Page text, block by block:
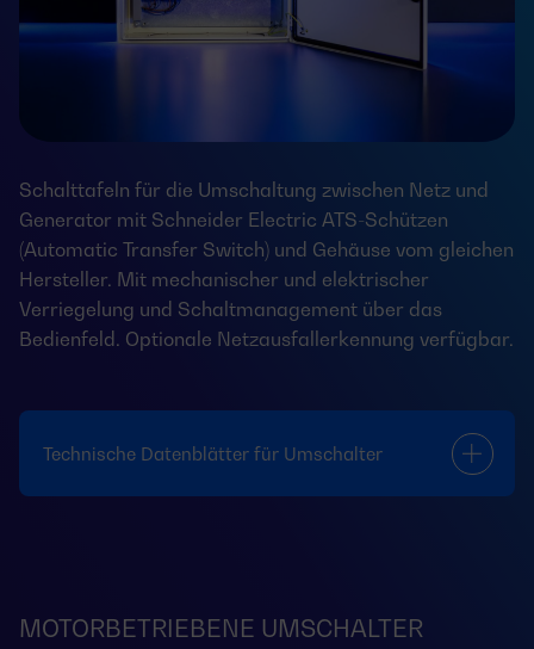
Schalttafeln für die Umschaltung zwischen Netz und
Generator mit Schneider Electric ATS-Schützen
(Automatic Transfer Switch) und Gehäuse vom gleichen
Hersteller. Mit mechanischer und elektrischer
Verriegelung und Schaltmanagement über das
Bedienfeld. Optionale Netzausfallerkennung verfügbar.
Technische Datenblätter für Umschalter
MOTORBETRIEBENE UMSCHALTER